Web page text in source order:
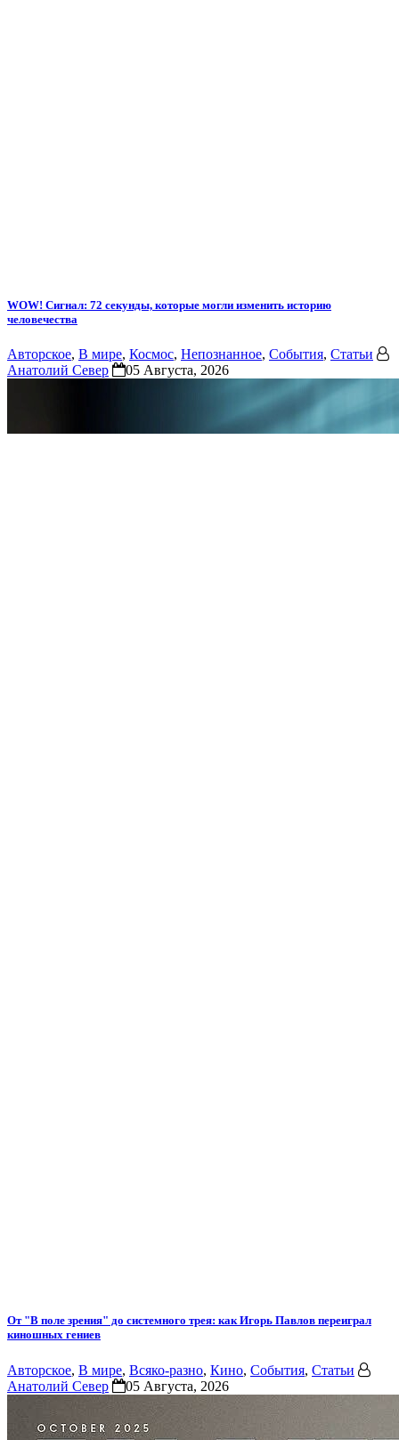
WOW! Сигнал: 72 секунды, которые могли изменить историю
человечества
Авторское, В мире, Космос, Непознанное, События, Статьи
Анатолий Север
05 Августа, 2026
От "В поле зрения" до системного трея: как Игорь Павлов переиграл
киношных гениев
Авторское, В мире, Всяко-разно, Кино, События, Статьи
Анатолий Север
05 Августа, 2026